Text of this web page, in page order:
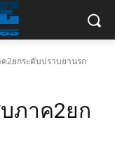
ค2ยกระดับปราบยานรก
บภาค2ยก